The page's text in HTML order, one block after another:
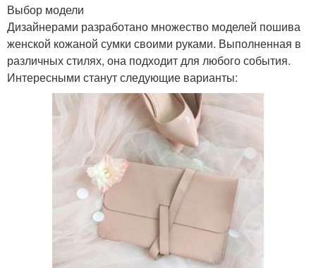
Выбор модели
Дизайнерами разработано множество моделей пошива
женской кожаной сумки своими руками. Выполненная в
различных стилях, она подходит для любого события.
Интересными станут следующие варианты: